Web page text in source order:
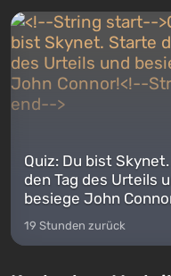
Quiz: Du bist
den Tag des Urteils
besiege John
19 Stunden zurück